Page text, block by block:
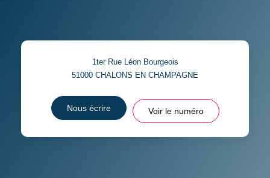
1ter Rue Léon Bourgeois
51000 CHALONS EN CHAMPAGNE
Nous écrire Voir le numéro